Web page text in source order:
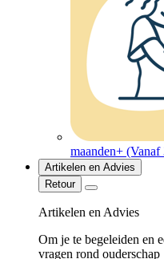
maanden+ (Vanaf
Artikelen en Advies
Retour
Artikelen en Advies
Om je te begeleiden en
vragen rond ouderschap